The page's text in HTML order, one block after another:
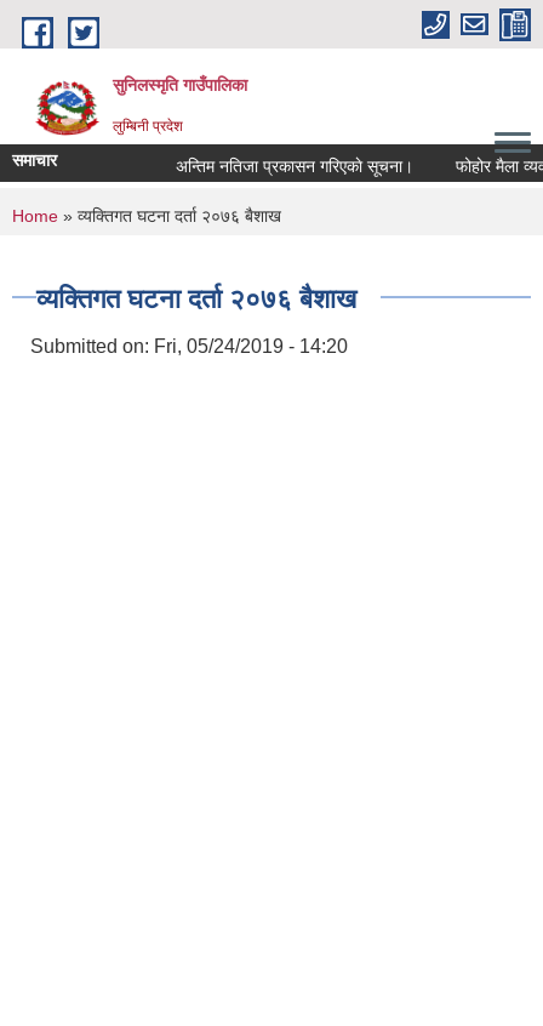
Skip to main content
सुनिलस्मृति गाउँपालिका
लुम्बिनी प्रदेश
समाचार अन्तिम नतिजा प्रकासन गरिएकाे सूचना। फोहोर मैला
You are here
Home » व्यक्तिगत घटना दर्ता २०७६ बैशाख
व्यक्तिगत घटना दर्ता २०७६ बैशाख
Submitted on: Fri, 05/24/2019 - 14:20